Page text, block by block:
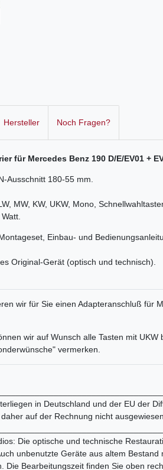
Hersteller Noch Fragen?
für Mercedes Benz 190 D/E/EV01 +
Ausschnitt 180-55 mm.
MW, KW, UKW, Mono,
Einbau- und
Original-Gerät (optisch und technisch).
wir für Sie einen Adapteranschluß für
wir auf Wunsch alle Tasten mit
vermerken.
in Deutschland und der EU der
auf der Rechnung nicht
Die optische und technische
unbenutzte Geräte aus altem
Die Bearbeitungszeit finden Sie oben